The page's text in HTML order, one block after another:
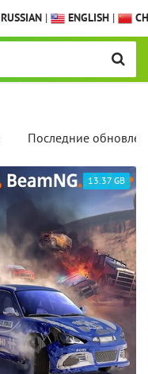
RUSSIAN | ENGLISH |
Последние
13.37 GB